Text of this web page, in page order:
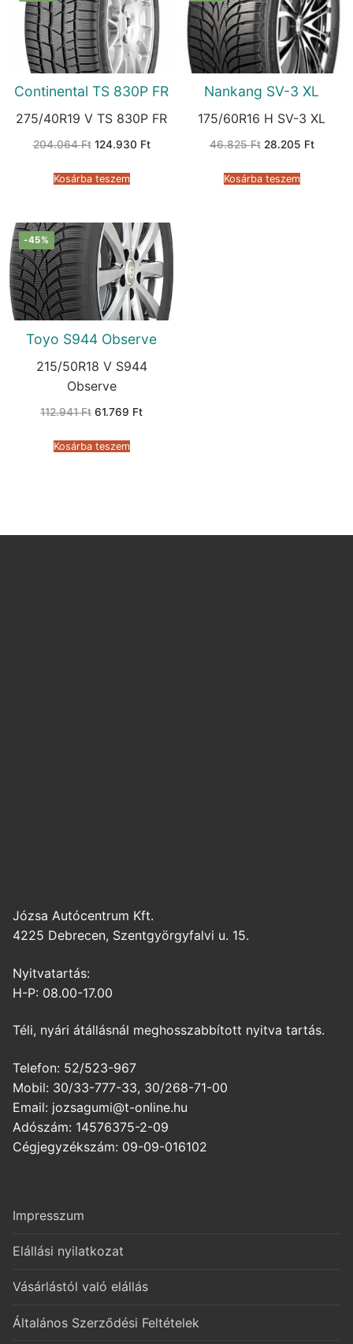
Continental TS 830P FR
275/40R19 V TS 830P FR
204.064Ft Original
204.064 Ft.
124.930 FtCurrent
Kosárba teszem
Nankang SV-3 XL
175/60R16 H SV-3 XL
46.825Ft Original
46.825 Ft.
28.205 FtCurrent
Kosárba teszem
-45%
Toyo S944 Observe
215/50R18 V S944
Observe
112.941Ft Original
112.941 Ft.
61.769 FtCurrent
Kosárba teszem
Józsa Autócentrum Kft.
4225 Debrecen, Szentgyörgyfalvi u. 15.
Nyitvatartás:
H-P: 08.00-17.00
Téli, nyári átállásnál meghosszabbított nyitva tartás.
Telefon: 52/523-967
Mobil: 30/33-777-33, 30/268-71-00
Email: jozsagumi@t-online.hu
Adószám: 14576375-2-09
Cégjegyzékszám: 09-09-016102
Impresszum
Elállási nyilatkozat
Vásárlástól való elállás
Általános Szerződési Feltételek